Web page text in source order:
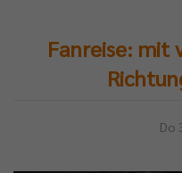
Fanreise: mit
Do